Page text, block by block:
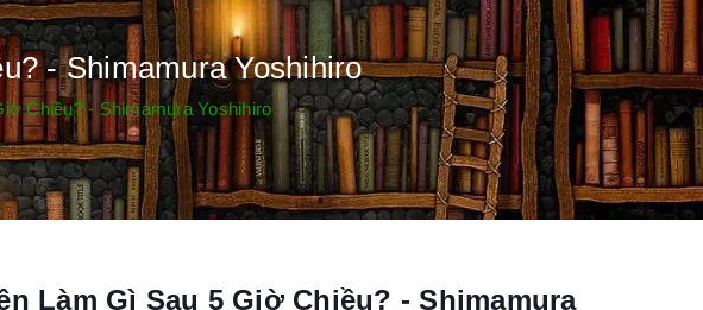
- Shimamura Yoshihiro
Chiều? - Shimamura Yoshihiro
Làm Gì Sau 5 Giờ Chiều? - Shimamura